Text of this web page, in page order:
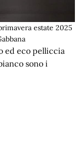
estate 2025
ed eco pelliccia
sono i